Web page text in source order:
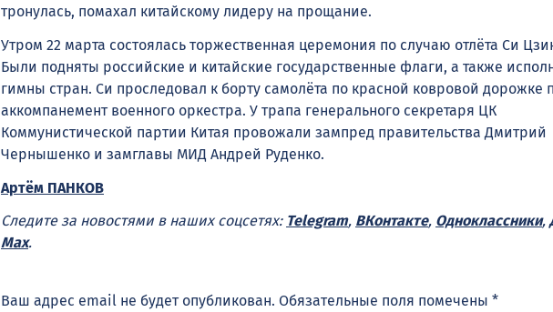
тронулась, помахал китайскому лидеру на прощание.
Утром 22 марта состоялась торжественная церемония по случаю отлёта Си
Были подняты российские и китайские государственные флаги, а также
гимны стран. Си проследовал к борту самолёта по красной ковровой дорожке
аккомпанемент военного оркестра. У трапа генерального секретаря ЦК
Коммунистической партии Китая провожали зампред правительства Дмитрий
Чернышенко и замглавы МИД Андрей Руденко.
Артём ПАНКОВ
Следите за новостями в наших соцсетях: Telegram, ВКонтакте, Одноклассники,
Max.
Ваш адрес email не будет опубликован. Обязательные поля помечены *